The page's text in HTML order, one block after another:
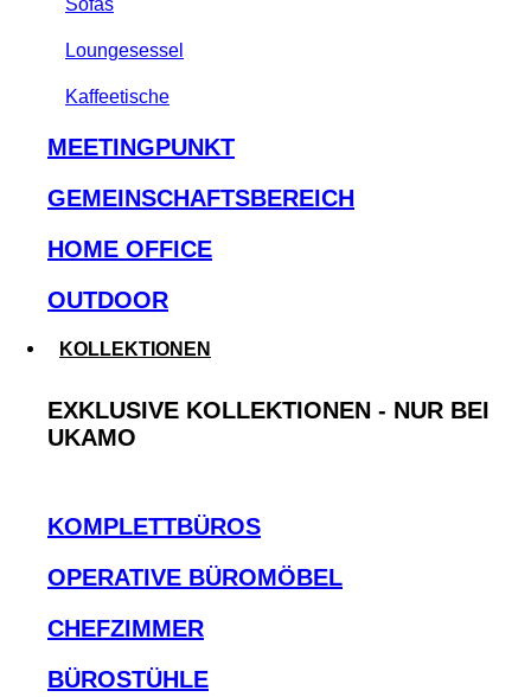
Loungesessel
Kaffeetische
MEETINGPUNKT
GEMEINSCHAFTSBEREICH
HOME OFFICE
OUTDOOR
KOLLEKTIONEN
EXKLUSIVE KOLLEKTIONEN - NUR BEI
UKAMO
KOMPLETTBÜROS
OPERATIVE BÜROMÖBEL
CHEFZIMMER
BÜROSTÜHLE